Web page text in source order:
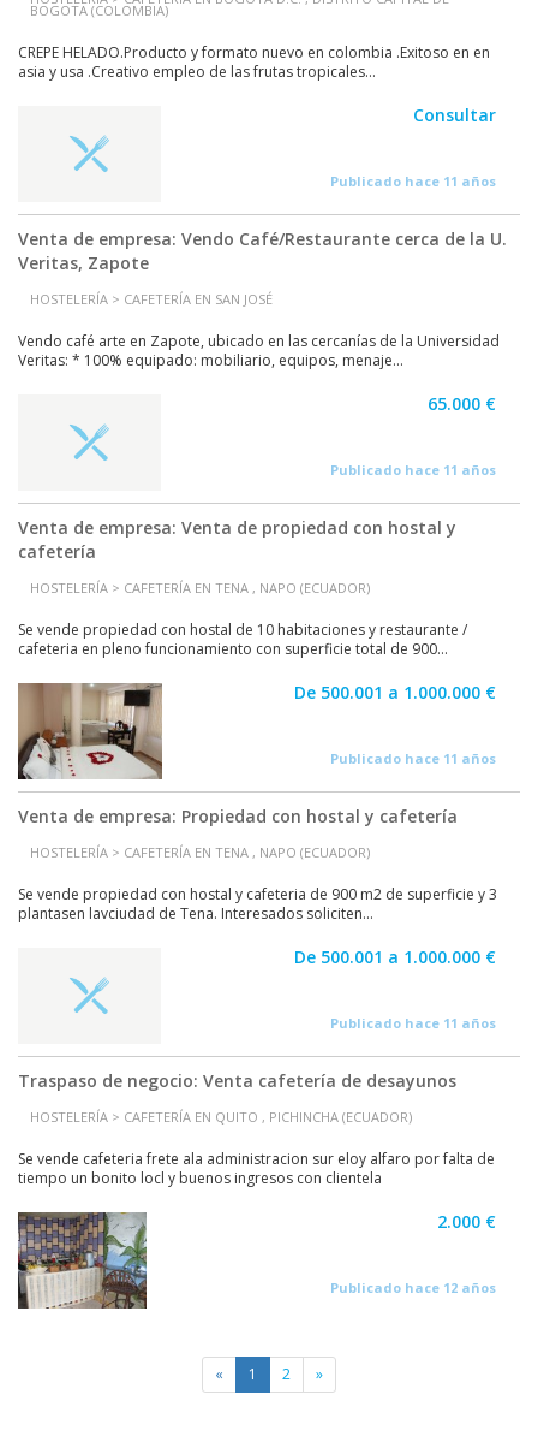
BOGOTA (COLOMBIA)
CREPE HELADO.Producto y formato nuevo en colombia .Exitoso en en
asia y usa .Creativo empleo de las frutas tropicales...
Consultar
Publicado hace 11 años
Venta de empresa: Vendo Café/Restaurante cerca de la U.
Veritas, Zapote
HOSTELERÍA > CAFETERÍA EN SAN JOSÉ
Vendo café arte en Zapote, ubicado en las cercanías de la Universidad
Veritas: * 100% equipado: mobiliario, equipos, menaje...
65.000 €
Publicado hace 11 años
Venta de empresa: Venta de propiedad con hostal y
cafetería
HOSTELERÍA > CAFETERÍA EN TENA , NAPO (ECUADOR)
Se vende propiedad con hostal de 10 habitaciones y restaurante /
cafeteria en pleno funcionamiento con superficie total de 900...
De 500.001 a 1.000.000 €
Publicado hace 11 años
Venta de empresa: Propiedad con hostal y cafetería
HOSTELERÍA > CAFETERÍA EN TENA , NAPO (ECUADOR)
Se vende propiedad con hostal y cafeteria de 900 m2 de superficie y 3
plantasen lavciudad de Tena. Interesados soliciten...
De 500.001 a 1.000.000 €
Publicado hace 11 años
Traspaso de negocio: Venta cafetería de desayunos
HOSTELERÍA > CAFETERÍA EN QUITO , PICHINCHA (ECUADOR)
Se vende cafeteria frete ala administracion sur eloy alfaro por falta de
tiempo un bonito locl y buenos ingresos con clientela
2.000 €
Publicado hace 12 años
« 1 2 »